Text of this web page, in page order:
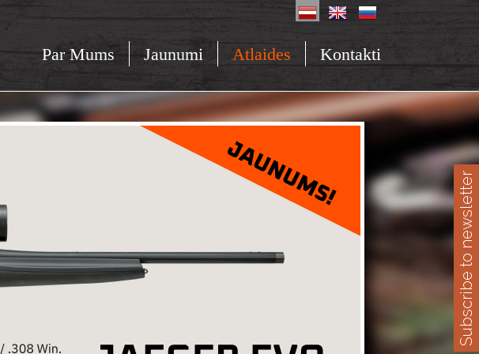
Par Mums Jaunumi Atlaides Kontakti
Subscribe to newsletter